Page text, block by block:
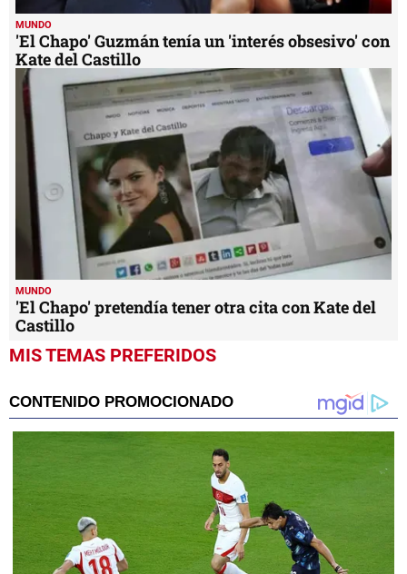
MUNDO
'El Chapo' Guzmán tenía un 'interés obsesivo' con
Kate del Castillo
MUNDO
'El Chapo' pretendía tener otra cita con Kate del
Castillo
MIS TEMAS PREFERIDOS